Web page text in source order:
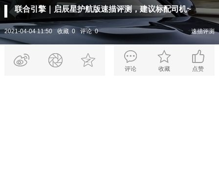
联合引擎｜启辰星护航版速描评测，建议标配司机~
2021-04-04 11:50 收藏 0 评论 0 速描评测
评论 收藏 点赞